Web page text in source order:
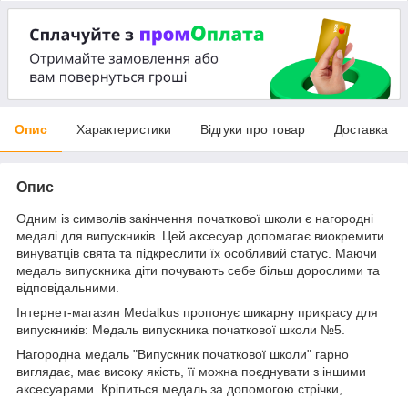
Опис Характеристики Відгуки про товар Доставка
Опис
Одним із символів закінчення початкової школи є нагородні
медалі для випускників. Цей аксесуар допомагає виокремити
винуватців свята та підкреслити їх особливий статус. Маючи
медаль випускника діти почувають себе більш дорослими та
відповідальними.
Інтернет-магазин Medalkus пропонує шикарну прикрасу для
випускників: Медаль випускника початкової школи №5.
Нагородна медаль "Випускник початкової школи" гарно
виглядає, має високу якість, її можна поєднувати з іншими
аксесуарами. Кріпиться медаль за допомогою стрічки,